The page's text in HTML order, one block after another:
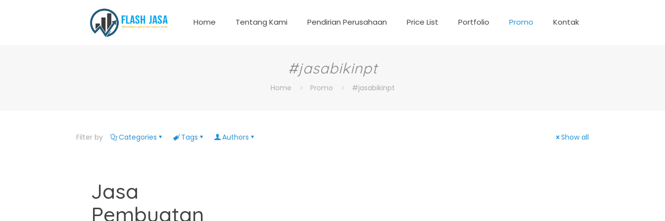
Home Tentang Kami Pendirian Perusahaan Price List Portfolio Promo Kontak
#jasabikinpt
Home Promo #jasabikinpt
Filter by Categories Tags Authors Show all
Jasa
Pembuatan